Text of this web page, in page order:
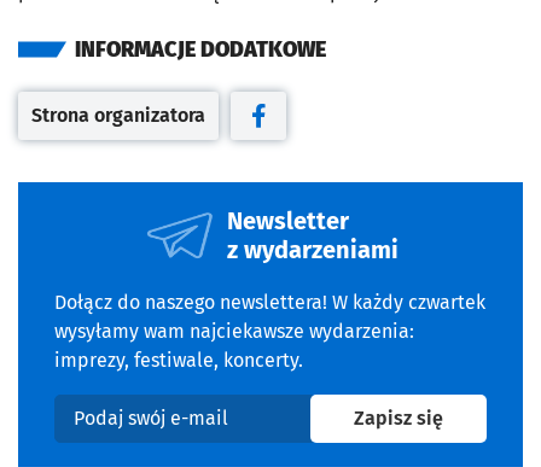
INFORMACJE DODATKOWE
Otwiera się w nowej karcie
Strona organizatora
Otwiera się w nowej karcie
Newsletter
z wydarzeniami
Dołącz do naszego newslettera! W każdy czwartek
wysyłamy wam najciekawsze wydarzenia:
imprezy, festiwale, koncerty.
Podaj swój e-mail
Zapisz sięna